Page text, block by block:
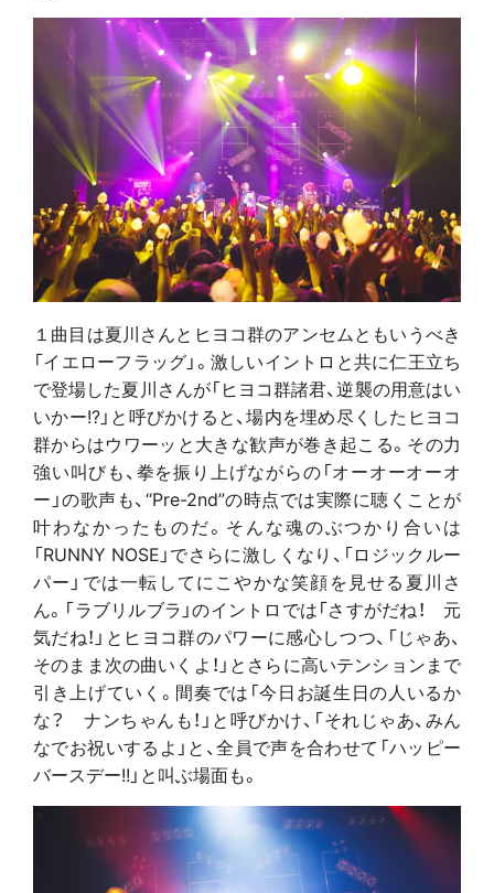
１曲目は夏川さんとヒヨコ群のアンセムともいうべき
「イエローフラッグ」。激しいイントロと共に仁王立ち
で登場した夏川さんが「ヒヨコ群諸君、逆襲の用意はい
いかー!?」と呼びかけると、場内を埋め尽くしたヒヨコ
群からはウワーッと大きな歓声が巻き起こる。その力
強い叫びも、拳を振り上げながらの「オーオーオーオ
ー」の歌声も、“Pre-2nd”の時点では実際に聴くことが
叶わなかったものだ。そんな魂のぶつかり合いは
「RUNNY NOSE」でさらに激しくなり、「ロジックルー
パー」では一転してにこやかな笑顔を見せる夏川さ
ん。「ラブリルブラ」のイントロでは「さすがだね！ 元
気だね！」とヒヨコ群のパワーに感心しつつ、「じゃあ、
そのまま次の曲いくよ！」とさらに高いテンションまで
引き上げていく。間奏では「今日お誕生日の人いるか
な？ ナンちゃんも！」と呼びかけ、「それじゃあ、みん
なでお祝いするよ」と、全員で声を合わせて「ハッピー
バースデー!!」と叫ぶ場面も。